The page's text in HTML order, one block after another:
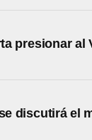
presionar al
discutirá el